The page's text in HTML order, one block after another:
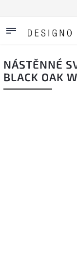
NÁSTĚNNÉ
BLACK OAK